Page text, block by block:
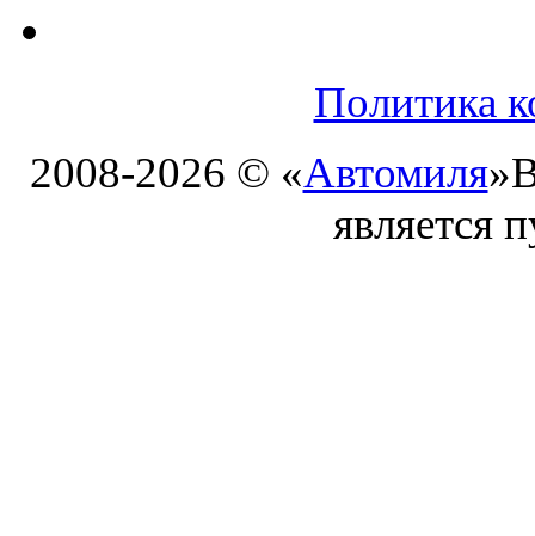
Политика
2008-2026 © «Автомиля»
является